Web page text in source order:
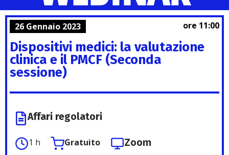
26 Gennaio 2023 ore 11:00
Dispositivi medici: la valutazione
clinica e il PMCF (Seconda
sessione)
Affari regolatori
1 h Gratuito Zoom